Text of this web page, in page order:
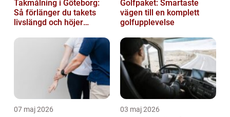
Takmålning i Göteborg:
Så förlänger du takets
livslängd och höjer
Golfpaket: Smartaste
vägen till en komplett
golfupplevelse
07 maj 2026 03 maj 2026